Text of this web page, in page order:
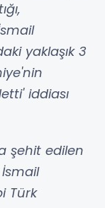
yaklaşık 3
iddiası
şehit edilen
Türk